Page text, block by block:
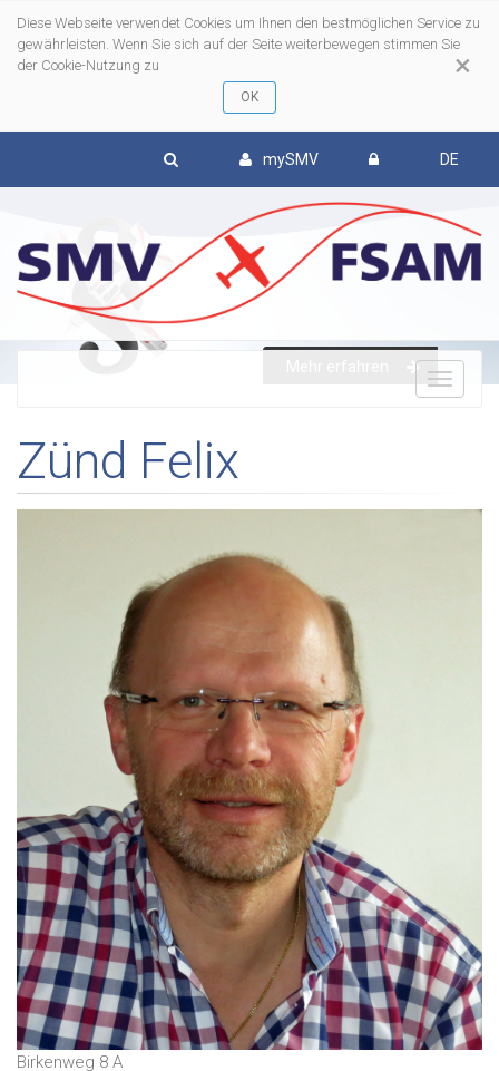
×
Diese Webseite verwendet Cookies um Ihnen den bestmöglichen Service zu
gewährleisten. Wenn Sie sich auf der Seite weiterbewegen stimmen Sie
der Cookie-Nutzung zu
mySMV DE
Zünd Felix
Birkenweg 8 A